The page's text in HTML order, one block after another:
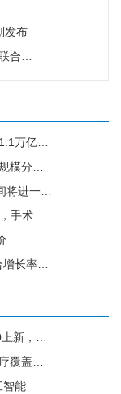
发布
城市
人民币
增长期
步打开
长19%
20.9%
安全防线
硬指标
智能